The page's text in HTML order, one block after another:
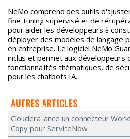
NeMo comprend des outils
fine-tuning supervisé et de
pour aider les développeurs à
déployer des modèles de langage
en entreprise. Le logiciel NeMo
inclus et permet aux développeurs
fonctionnalités thématiques, de
pour les chatbots IA.
AUTRES ARTICLES
Cloudera lance un connecteur
Copy pour ServiceNow